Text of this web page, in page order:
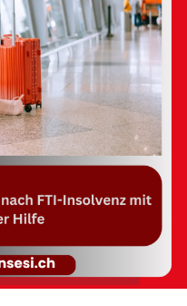
in Ägypten, bekannt
und
mit einem
hier oft
Forschungen von
der Urlauber in über
klagen.
großes Problem. Um
vermieden und
Lebensmittel
nur hoch erhitzte